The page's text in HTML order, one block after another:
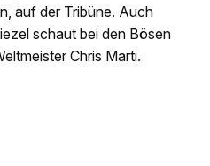
auf der Tribüne. Auch
schaut bei den Bösen
Chris Marti.